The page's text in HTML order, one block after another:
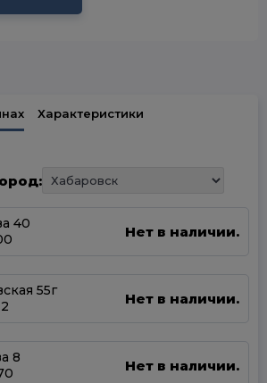
Характеристики
40
Нет в наличии.
55г
Нет в наличии.
8
Нет в наличии.